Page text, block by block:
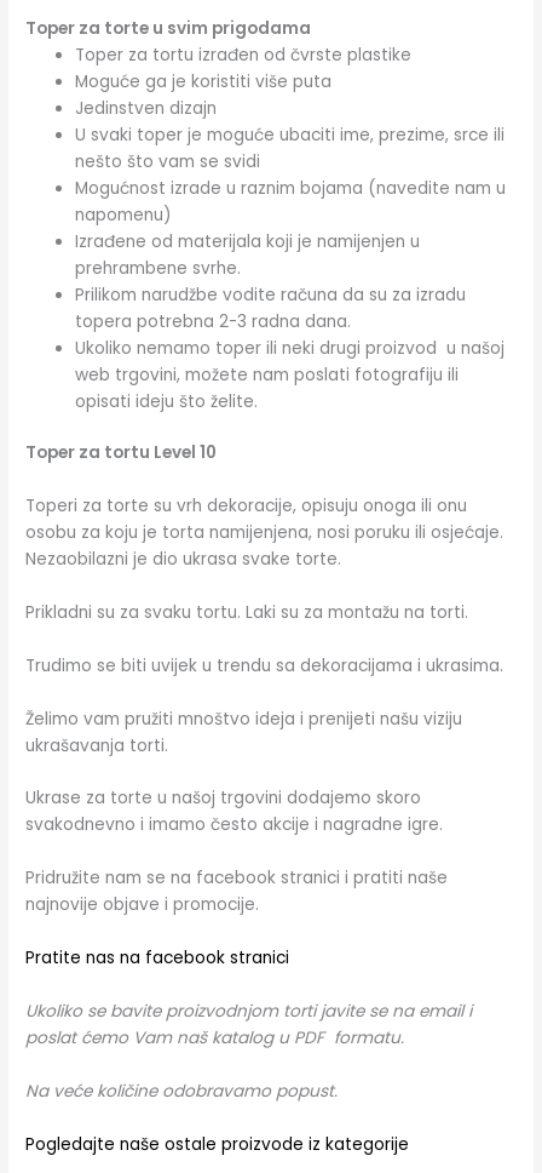
Toper za torte u svim prigodama
Toper za tortu izrađen od čvrste plastike
Moguće ga je koristiti više puta
Jedinstven dizajn
U svaki toper je moguće ubaciti ime, prezime, srce ili
nešto što vam se svidi
Mogućnost izrade u raznim bojama (navedite nam u
napomenu)
Izrađene od materijala koji je namijenjen u
prehrambene svrhe.
Prilikom narudžbe vodite računa da su za izradu
topera potrebna 2-3 radna dana.
Ukoliko nemamo toper ili neki drugi proizvod u našoj
web trgovini, možete nam poslati fotografiju ili
opisati ideju što želite.
Toper za tortu Level 10
Toperi za torte su vrh dekoracije, opisuju onoga ili onu
osobu za koju je torta namijenjena, nosi poruku ili osjećaje.
Nezaobilazni je dio ukrasa svake torte.
Prikladni su za svaku tortu. Laki su za montažu na torti.
Trudimo se biti uvijek u trendu sa dekoracijama i ukrasima.
Želimo vam pružiti mnoštvo ideja i prenijeti našu viziju
ukrašavanja torti.
Ukrase za torte u našoj trgovini dodajemo skoro
svakodnevno i imamo često akcije i nagradne igre.
Pridružite nam se na facebook stranici i pratiti naše
najnovije objave i promocije.
Pratite nas na facebook stranici
Ukoliko se bavite proizvodnjom torti javite se na email i
poslat ćemo Vam naš katalog u PDF formatu.
Na veće količine odobravamo popust.
Pogledajte naše ostale proizvode iz kategorije